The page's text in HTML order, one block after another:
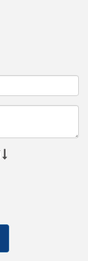
